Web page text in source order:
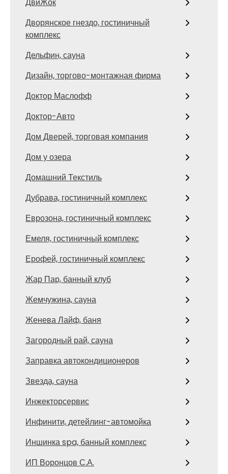
Дворянское гнездо, гостиничный
комплекс
Дельфин, сауна
Дизайн, торгово-монтажная фирма
Доктор Маслофф
Доктор-Авто
Дом Дверей, торговая компания
Дом у озера
Домашний Текстиль
Дубрава, гостиничный комплекс
Еврозона, гостиничный комплекс
Емеля, гостиничный комплекс
Ерофей, гостиничный комплекс
Жар Пар, банный клуб
Жемчужина, сауна
Женева Лайф, баня
Загородный рай, сауна
Заправка автокондиционеров
Звезда, сауна
Инжекторсервис
Инфинити, детейлинг-автомойка
Иншинка spa, банный комплекс
ИП Воронцов С.А.